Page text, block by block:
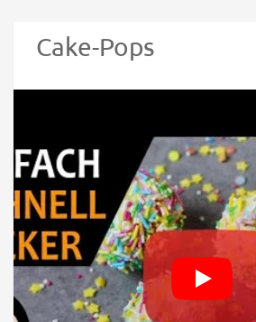
Cake-Pops